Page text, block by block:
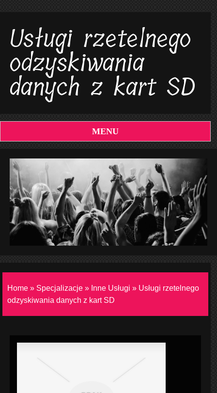
Usługi rzetelnego
odzyskiwania
danych z kart SD
MENU
Home » Specjalizacje » Inne Usługi » Usługi rzetelnego
odzyskiwania danych z kart SD